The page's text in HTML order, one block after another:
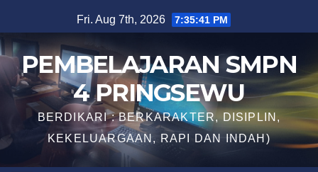
to
content
Fri. Aug 7th, 2026 7:35:42 PM
PEMBELAJARAN SMPN
4 PRINGSEWU
BERDIKARI : BERKARAKTER, DISIPLIN,
KEKELUARGAAN, RAPI DAN INDAH)